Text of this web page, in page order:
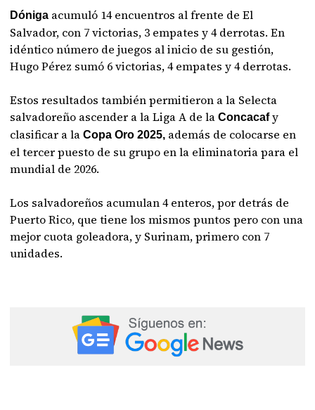
Dóniga acumuló 14 encuentros al frente de El
Salvador, con 7 victorias, 3 empates y 4 derrotas. En
idéntico número de juegos al inicio de su gestión,
Hugo Pérez sumó 6 victorias, 4 empates y 4 derrotas.
Estos resultados también permitieron a la Selecta
salvadoreño ascender a la Liga A de laConcacafy
clasificar a laCopa Oro 2025, además de colocarse en
el tercer puesto de su grupo en la eliminatoria para el
mundial de 2026.
Los salvadoreños acumulan 4 enteros, por detrás de
Puerto Rico, que tiene los mismos puntos pero con una
mejor cuota goleadora, y Surinam, primero con 7
unidades.